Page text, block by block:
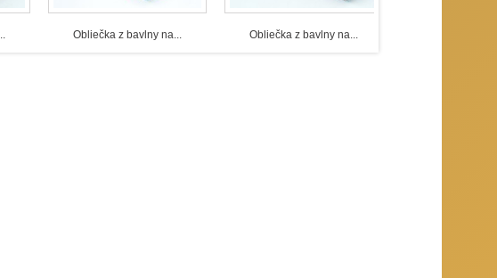
Obliečka z bavlny na... Obliečka z bavlny na...